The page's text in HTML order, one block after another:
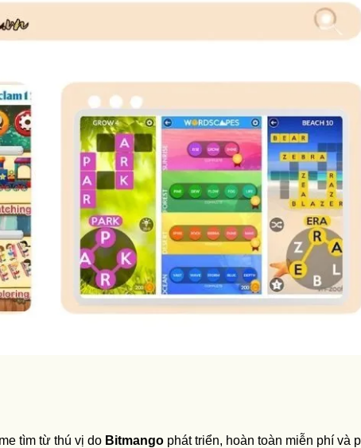
tìm từ thú vị do Bitmango phát triển, hoàn toàn miễn phí và